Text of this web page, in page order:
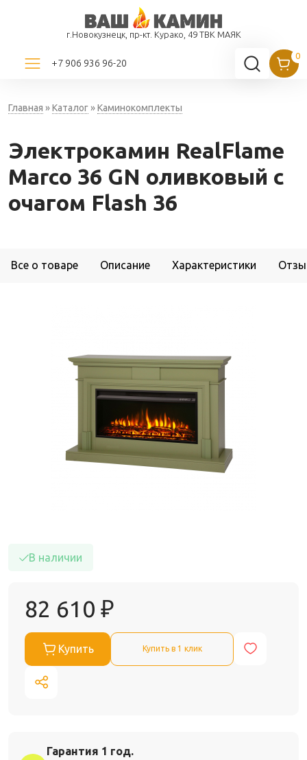
г.Новокузнецк, пр-кт. Курако, 49 ТВК МАЯК
+7 906 936 96-20
Главная »Каталог»Каминокомплекты
Электрокамин RealFlame
Marco 36 GN оливковый с
очагом Flash 36
Все о товаре Описание Характеристики
В наличии
82 610 ₽
Купить Купить в 1 клик
Гарантия 1 год.